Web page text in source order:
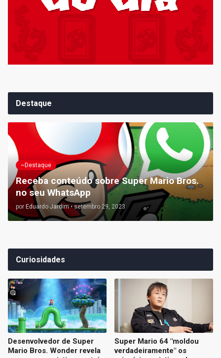
Destaque
~Destaque
Receba conteúdo sobre Super Mario Bros.
no seu WhatsApp
por Eduardo Jardim • setembro 29, 2023
Curiosidades
Desenvolvedor de Super
Mario Bros. Wonder revela
Super Mario 64 "moldou
verdadeiramente" os